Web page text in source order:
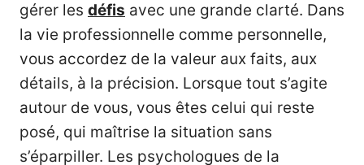
gérer les défis avec une grande clarté. Dans
la vie professionnelle comme personnelle,
vous accordez de la valeur aux faits, aux
détails, à la précision. Lorsque tout s’agite
autour de vous, vous êtes celui qui reste
posé, qui maîtrise la situation sans
s’éparpiller. Les psychologues de la